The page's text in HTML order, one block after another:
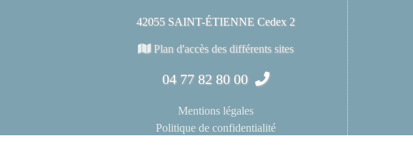
42055 SAINT-ÉTIENNE Cedex 2
Plan d'accès des différents sites
04 77 82 80 00
Mentions légales
Politique de confidentialité